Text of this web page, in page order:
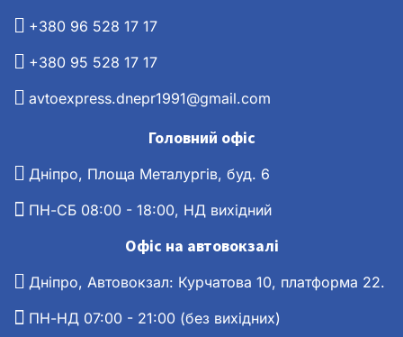
+380 96 528 17 17
+380 95 528 17 17
avtoexpress.dnepr1991@gmail.com
Головний офіс
Дніпро, Площа Металургів, буд. 6
ПН-СБ 08:00 - 18:00, НД вихідний
Офіс на автовокзалі
Дніпро, Автовокзал: Курчатова 10, платформа 22.
ПН-НД 07:00 - 21:00 (без вихідних)